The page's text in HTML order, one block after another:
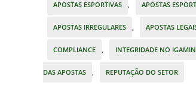
APOSTAS ESPORTIVAS , APOSTAS
APOSTAS IRREGULARES , APOSTAS
COMPLIANCE , INTEGRIDADE NO
DAS APOSTAS , REPUTAÇÃO DO SETOR